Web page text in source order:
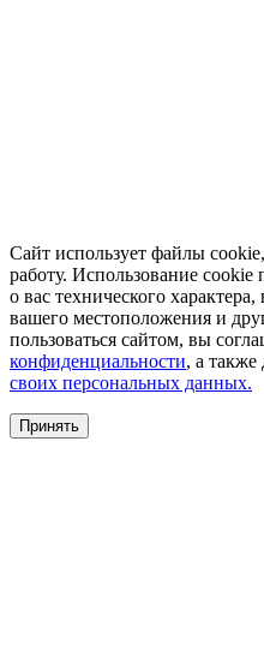
Сайт использует файлы
работу. Использование
о вас технического
вашего местоположения и
пользоваться сайтом, вы
конфиденциальности, а также
своих персональных данных.
Принять